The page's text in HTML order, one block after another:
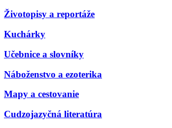
Životopisy a reportáže
Kuchárky
Učebnice a slovníky
Náboženstvo a ezoterika
Mapy a cestovanie
Cudzojazyčná literatúra